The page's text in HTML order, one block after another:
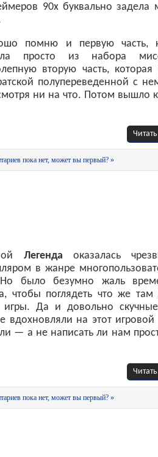
90x буквально задела
помню и первую часть,
просто из набора
вторую часть,
полупереведенной с
ни на что. Потом вышло
пока нет, может вы первый? »
Легенда оказалась
в жанре
Но было безумно жаль
чтобы поглядеть что же там
игры. Да и довольно
вдохновляли на этот игровой
— а не написать ли нам
пока нет, может вы первый? »